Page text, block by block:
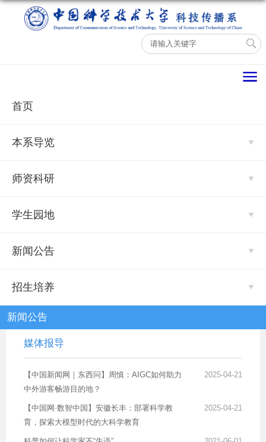
首页
本系导览
师资科研
学生园地
新闻公告
招生培养
新闻公告
媒体报导
【中国新闻网｜东西问】周慎：AIGC如何助力
中外游客畅游目的地？
2025-04-21
【中国网·数智中国】安徽长丰：部署科学教
育，探索大模型时代的大科学教育
2025-04-21